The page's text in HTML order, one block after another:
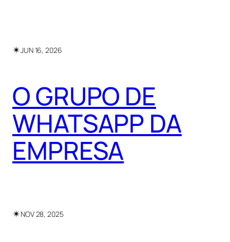
✴︎JUN 16, 2026
O GRUPO DE
WHATSAPP DA
EMPRESA
✴︎NOV 28, 2025